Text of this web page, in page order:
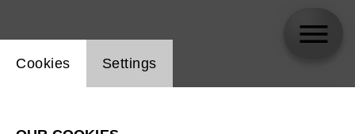
Website cookie setting
Cookies Settings